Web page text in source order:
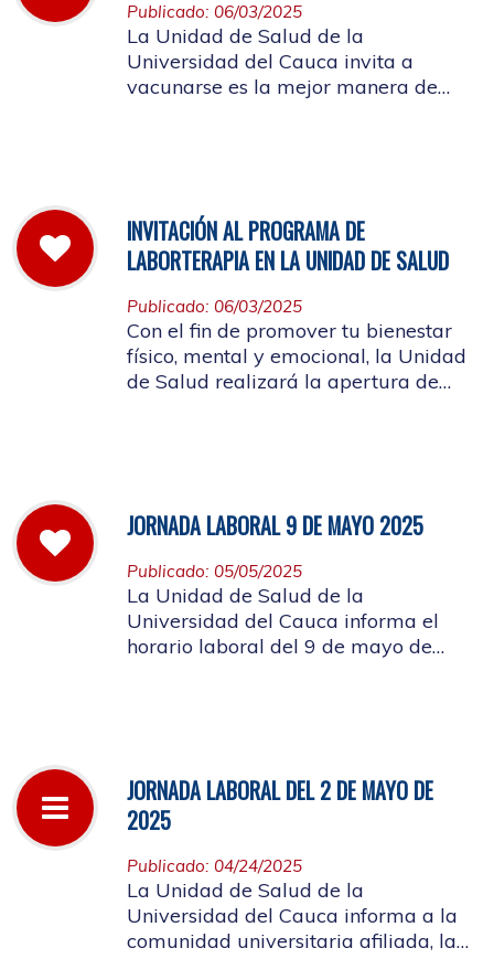
Publicado: 06/03/2025
La Unidad de Salud de la
Universidad del Cauca invita a
vacunarse es la mejor manera de
INVITACIÓN AL PROGRAMA DE
LABORTERAPIA EN LA UNIDAD DE SALUD
Publicado: 06/03/2025
Con el fin de promover tu bienestar
físico, mental y emocional, la Unidad
de Salud realizará la apertura de
JORNADA LABORAL 9 DE MAYO 2025
Publicado: 05/05/2025
La Unidad de Salud de la
Universidad del Cauca informa el
horario laboral del 9 de mayo de
JORNADA LABORAL DEL 2 DE MAYO DE
2025
Publicado: 04/24/2025
La Unidad de Salud de la
Universidad del Cauca informa a la
comunidad universitaria afiliada, la